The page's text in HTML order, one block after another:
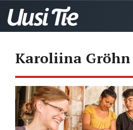
Karoliina Gröhn